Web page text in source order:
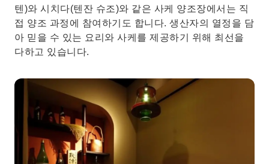
텐)와 시치다(텐잔 슈조)와 같은 사케 양조장에서는 직
접 양조 과정에 참여하기도 합니다. 생산자의 열정을 담
아 믿을 수 있는 요리와 사케를 제공하기 위해 최선을
다하고 있습니다.